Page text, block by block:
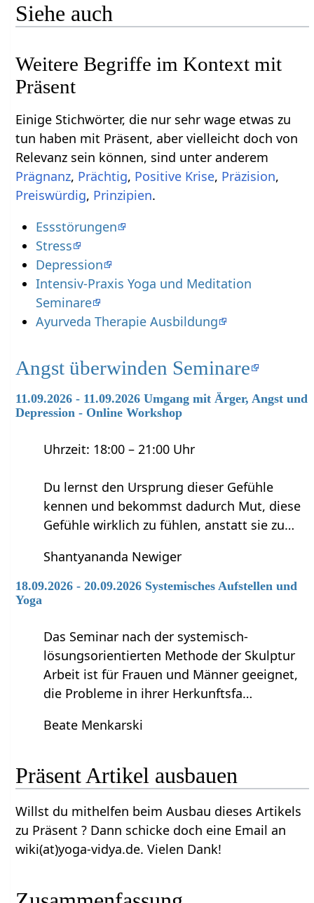
Siehe auch
Weitere Begriffe im Kontext mit
Einige Stichwörter, die nur sehr wage etwas zu
tun haben mit Präsent‏‎, aber vielleicht doch von
Relevanz sein können, sind unter anderem
, , ,
,
,
.
Essstörungen
Stress
Depression
Intensiv-Praxis Yoga und Meditation
Seminare
Ayurveda Therapie Ausbildung
Angst überwinden Seminare
11.09.2026 - 11.09.2026 Umgang mit Ärger, Angst und
Depression - Online Workshop
Uhrzeit: 18:00 – 21:00 Uhr
Du lernst den Ursprung dieser Gefühle
kennen und bekommst dadurch Mut, diese
Gefühle wirklich zu fühlen, anstatt sie zu…
Shantyananda Newiger
18.09.2026 - 20.09.2026 Systemisches Aufstellen und
Yoga
Das Seminar nach der systemisch-
lösungsorientierten Methode der Skulptur
Arbeit ist für Frauen und Männer geeignet,
die Probleme in ihrer Herkunftsfa…
Beate Menkarski
Präsent‏‎ Artikel ausbauen
Willst du mithelfen beim Ausbau dieses Artikels
zu Präsent‏‎ ? Dann schicke doch eine Email an
wiki(at)yoga-vidya.de. Vielen Dank!